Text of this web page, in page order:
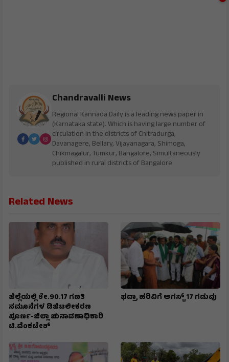
Chandravalli News
Regional Kannada Daily is a leading news paper in
(Karnataka state). Which is having large number of
circulation in the districts of Chitradurga,
Davanagere, Bellary, Vijayanagara, Shimoga,
Chikmagalur, Tumkur, Bangalore, Simultaneously
published in rural districts of Bangalore
Related News
ಜಿಲ್ಲೆಯಲ್ಲಿ ಶೇ.90.17 ಗಣತಿ
ನಮೂನೆಗಳ ಡಿಜಿಟಲೀಕರಣ
ಪೂರ್ಣ-ಜಿಲ್ಲಾ ಚುನಾವಣಾಧಿಕಾರಿ
ಟಿ.ವೆಂಕಟೇಶ್
ಭದ್ರಾ ಹರಿವಿಗೆ ಆಗಸ್ಟ್ 17 ಗಡುವು